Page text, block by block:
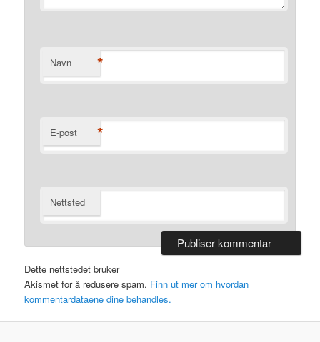
Navn *
E-post *
Nettsted
Dette nettstedet bruker
Akismet for å redusere spam. Finn ut mer om hvordan
kommentardataene dine behandles.